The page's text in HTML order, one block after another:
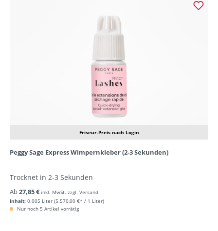
Friseur-Preis nach Login
Peggy Sage Express Wimpernkleber (2-3 Sekunden)
Trocknet in 2-3 Sekunden
Inhalt: 0.005 Liter (5.570,00 €* / 1 Liter)
Ab27,85 € inkl. MwSt. zzgl. Versand
Nur noch 5 Artikel vorrätig